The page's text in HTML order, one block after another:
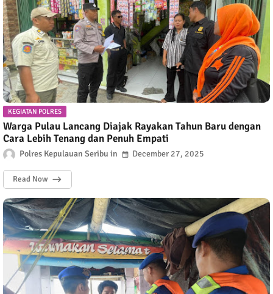
KEGIATAN POLRES
Warga Pulau Lancang Diajak Rayakan Tahun Baru dengan
Cara Lebih Tenang dan Penuh Empati
Polres Kepulauan Seribu December 27, 2025
Read Now